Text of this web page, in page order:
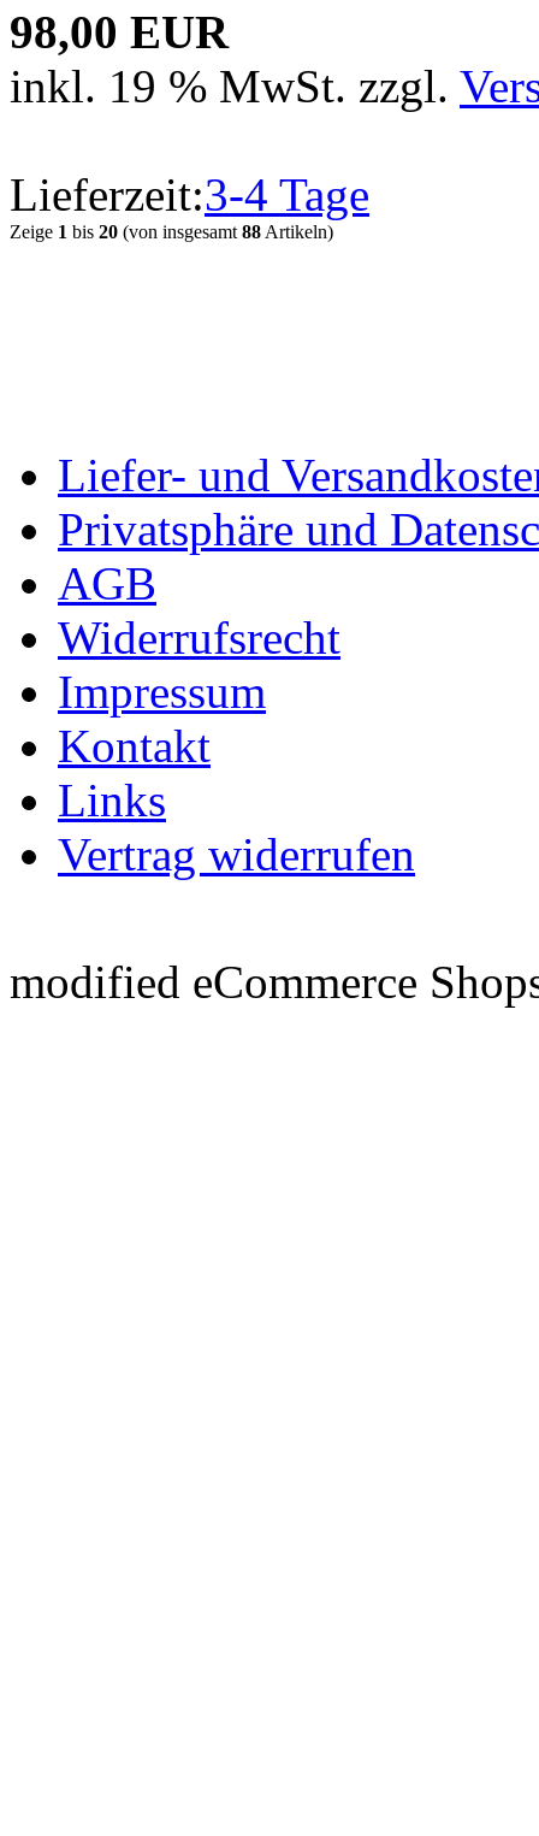
98,00 EUR
inkl. 19 % MwSt. zzgl.
Lieferzeit:3-4 Tage
Zeige 1 bis 20 (von insgesamt 88 Artikeln)
Liefer- und
Privatsphäre und
AGB
Widerrufsrecht
Impressum
Kontakt
Links
Vertrag widerrufen
modified eCommerce